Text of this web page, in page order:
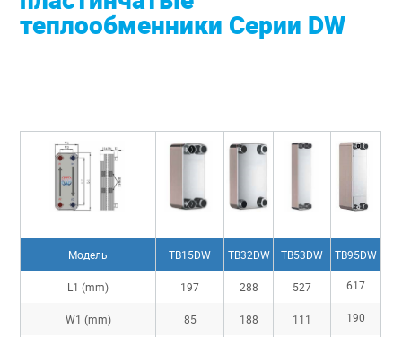
теплообменники Серии DW
Модель TB15DW TB32DW TB53DW TB95DW
L1 (mm) 197 288 527 617
W1 (mm) 85 188 111 190